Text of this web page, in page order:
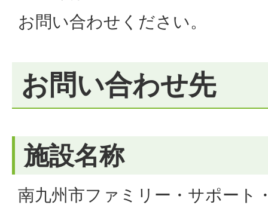
お問い合わせください。
お問い合わせ先
施設名称
南九州市ファミリー・サポート